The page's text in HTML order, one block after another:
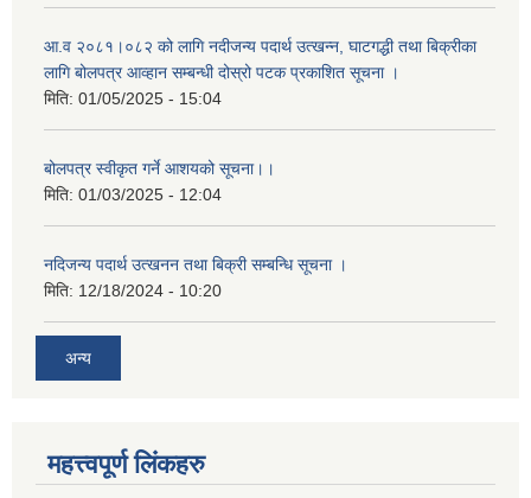
आ.व २०८१।०८२ को लागि नदीजन्य पदार्थ उत्खन्न, घाटगद्धी तथा बिक्रीका
लागि बोलपत्र आव्हान सम्बन्धी दोस्रो पटक प्रकाशित सूचना ।
मिति: 01/05/2025 - 15:04
बोलपत्र स्वीकृत गर्ने आशयको सूचना।।
मिति: 01/03/2025 - 12:04
नदिजन्य पदार्थ उत्खनन तथा बिक्री सम्बन्धि सूचना ।
मिति: 12/18/2024 - 10:20
अन्य
महत्त्वपूर्ण लिंकहरु